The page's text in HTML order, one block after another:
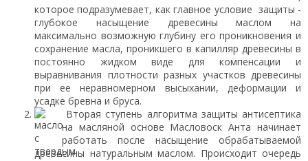
которое подразумевает, как главное условие защиты -
глубокое насыщение древесины маслом на
максимально возможную глубину его проникновения и
сохранение масла, проникшего в капилляр древесины в
постоянно жидком виде для компенсации и
выравнивания плотности разных участков древесины
при ее неравномерном высыхании, деформации и
усадке бревна и бруса.
Вторая ступень алгоритма защиты антисептика
на масляной основе Масловоск Анта начинает
работать после насыщение обрабатываемой
древесины натуральным маслом. Происходит очередь